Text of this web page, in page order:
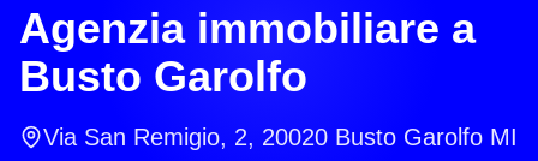
Agenzia immobiliare a
Busto Garolfo
Via San Remigio, 2, 20020 Busto Garolfo MI